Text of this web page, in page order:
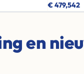
€ 479,542
en